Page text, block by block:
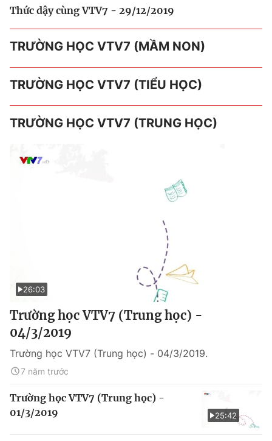
Thức dậy cùng VTV7 - 29/12/2019
TRƯỜNG HỌC VTV7 (MẦM NON)
TRƯỜNG HỌC VTV7 (TIỂU HỌC)
TRƯỜNG HỌC VTV7 (TRUNG HỌC)
26:03
Trường học VTV7 (Trung học) -
04/3/2019
Trường học VTV7 (Trung học) - 04/3/2019.
7 năm trước
25:42
Trường học VTV7 (Trung học) -
01/3/2019